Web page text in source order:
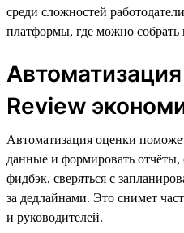
среди сложностей
платформы, где можно собрать
Review
Автоматизация оценки
данные и формировать отчёты,
фидбэк, сверяться с
за дедлайнами. Это снимет
и руководителей.